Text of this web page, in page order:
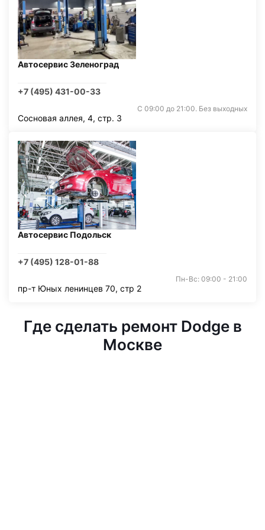
Автосервис Зеленоград
+7 (495) 431-00-33
С 09:00 до 21:00. Без выходных
Сосновая аллея, 4, стр. 3
Автосервис Подольск
+7 (495) 128-01-88
Пн-Вс: 09:00 - 21:00
пр-т Юных ленинцев 70, стр 2
Где сделать ремонт Dodge в
Москве